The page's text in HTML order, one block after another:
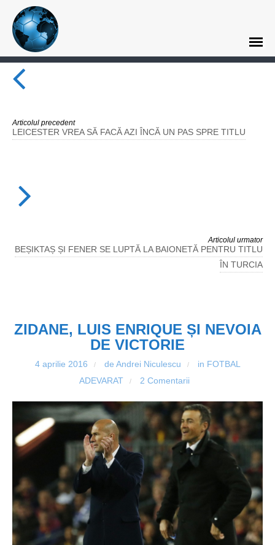
Articolul precedent
LEICESTER VREA SĂ FACĂ AZI ÎNCĂ UN PAS SPRE TITLU
Articolul urmator
BEȘIKTAȘ ȘI FENER SE LUPTĂ LA BAIONETĂ PENTRU TITLU
ÎN TURCIA
ZIDANE, LUIS ENRIQUE ȘI NEVOIA
DE VICTORIE
4 aprilie 2016 / de Andrei Niculescu / in FOTBAL
ADEVARAT
/ 2 Comentarii